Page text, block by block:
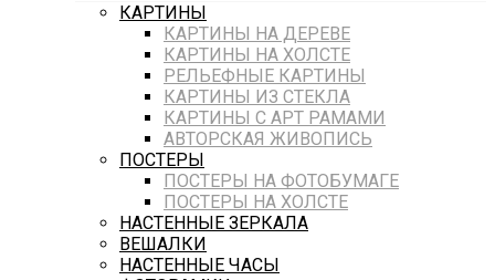
КАРТИНЫ
КАРТИНЫ НА ДЕРЕВЕ
КАРТИНЫ НА ХОЛСТЕ
РЕЛЬЕФНЫЕ КАРТИНЫ
КАРТИНЫ ИЗ СТЕКЛА
КАРТИНЫ С АРТ РАМАМИ
АВТОРСКАЯ ЖИВОПИСЬ
ПОСТЕРЫ
ПОСТЕРЫ НА ФОТОБУМАГЕ
ПОСТЕРЫ НА ХОЛСТЕ
НАСТЕННЫЕ ЗЕРКАЛА
ВЕШАЛКИ
НАСТЕННЫЕ ЧАСЫ